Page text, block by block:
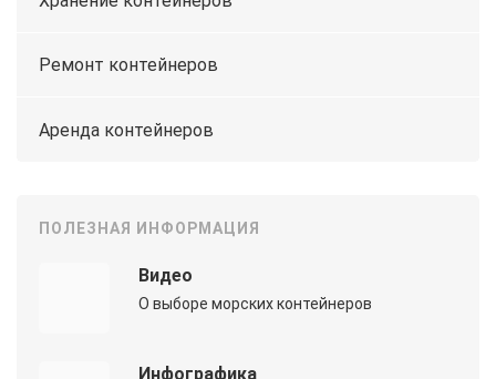
Ремонт контейнеров
Аренда контейнеров
ПОЛЕЗНАЯ ИНФОРМАЦИЯ
Видео
О выборе морских контейнеров
Инфографика